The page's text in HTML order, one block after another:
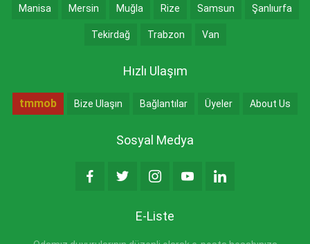
Manisa Mersin Muğla Rize Samsun Şanlıurfa
Tekirdağ Trabzon Van
Hızlı Ulaşım
tmmob Bize Ulaşın Bağlantılar Üyeler About Us
Sosyal Medya
E-Liste